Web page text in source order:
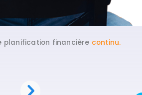
planification financière continu.